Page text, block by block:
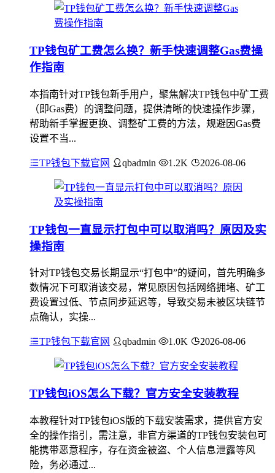
TP钱包矿工费怎么换？新手快速调整Gas费操
作指南
本指南针对TP钱包新手用户，聚焦解决TP钱包中矿工费
（即Gas费）的调整问题，提供清晰的快速操作步骤，
帮助新手掌握更换、调整矿工费的方法，规避因Gas费
设置不当...
TP钱包下载官网 qbadmin 1.2K 2026-08-06
TP钱包一直显示打包中可以取消吗？原因及实
操指南
针对TP钱包交易长期显示“打包中”的疑问，首先明确多
数情况下可取消该交易，常见原因包括网络拥堵、矿工
费设置过低、节点同步延迟等，导致交易未被区块链节
点确认，实操...
TP钱包下载官网 qbadmin 1.0K 2026-08-06
TP钱包iOS怎么下载？官方安全安装教程
本教程针对TP钱包iOS版的下载安装需求，提供官方安
全的操作指引，需注意，非官方渠道的TP钱包安装包可
能携带恶意程序，存在资金被盗、个人信息泄露等风
险，务必通过...